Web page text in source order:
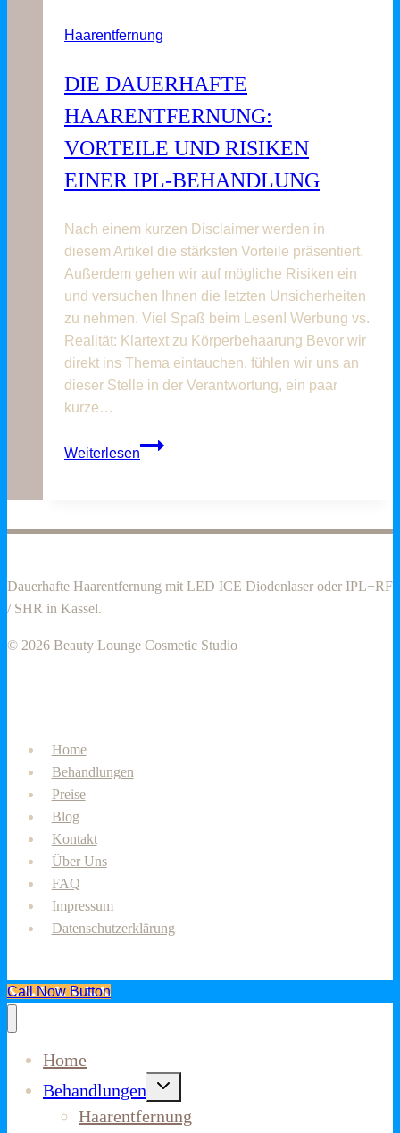
Nummer
für
in
Kassel
Haarentfernung
DIE DAUERHAFTE
HAARENTFERNUNG:
VORTEILE UND RISIKEN
EINER IPL-BEHANDLUNG
Nach einem kurzen Disclaimer werden in
diesem Artikel die stärksten Vorteile präsentiert.
Außerdem gehen wir auf mögliche Risiken ein
und versuchen Ihnen die letzten Unsicherheiten
zu nehmen. Viel Spaß beim Lesen! Werbung vs.
Realität: Klartext zu Körperbehaarung Bevor wir
direkt ins Thema eintauchen, fühlen wir uns an
dieser Stelle in der Verantwortung, ein paar
kurze…
Weiterlesen
Die
und
Dauerhafte Haarentfernung mit LED ICE Diodenlaser oder IPL+RF
/ SHR in Kassel.
© 2026 Beauty Lounge Cosmetic Studio
Home
Behandlungen
Preise
Blog
Kontakt
Über Uns
FAQ
Impressum
Datenschutzerklärung
Call Now Button
Home
Behandlungen
Untermenü
Haarentfernung